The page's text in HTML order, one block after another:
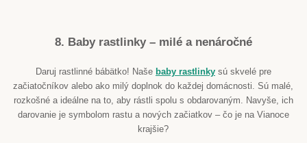
8. Baby rastlinky – milé a nenáročné
Daruj rastlinné bábätko! Naše baby rastlinkysú skvelé pre
začiatočníkov alebo ako milý doplnok do každej domácnosti. Sú malé,
rozkošné a ideálne na to, aby rástli spolu s obdarovaným. Navyše, ich
darovanie je symbolom rastu a nových začiatkov – čo je na Vianoce
krajšie?